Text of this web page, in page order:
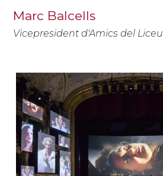
Marc Balcells
Vicepresident d'Amics del Liceu